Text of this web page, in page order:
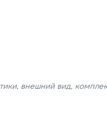
внешний вид,